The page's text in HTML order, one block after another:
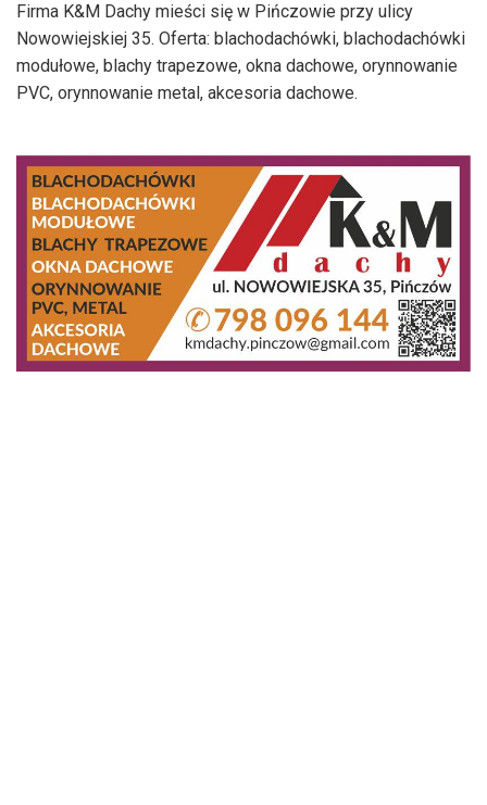
Firma K&M Dachy mieści się w Pińczowie przy ulicy
Nowowiejskiej 35. Oferta: blachodachówki, blachodachówki
modułowe, blachy trapezowe, okna dachowe, orynnowanie
PVC, orynnowanie metal, akcesoria dachowe.